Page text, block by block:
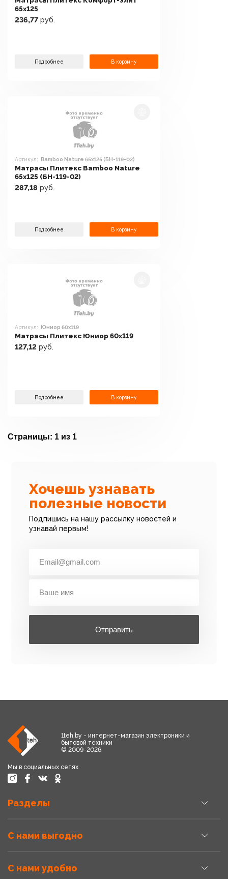
65x125
236,77 руб.
Подробнее В корзину
Артикул: Bamboo Nature 65x125 (БН-119-02)
Матрасы Плитекс Bamboo Nature
65x125 (БН-119-02)
287,18 руб.
Подробнее В корзину
Артикул: Юниор 60x119
Матрасы Плитекс Юниор 60x119
127,12 руб.
Подробнее В корзину
Страницы: 1 из 1
Хочешь узнавать
полезные новости
Подпишись на нашу рассылку новостей и
узнавай первым!
Отправить
1teh.by - интернет-магазин электроники и
бытовой техники
© 2009-2026
Мы в социальных сетях
Разделы
С нами выгодно
С нами удобно